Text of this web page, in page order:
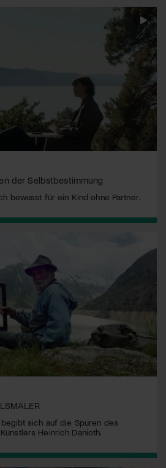
der Selbstbestimmung
bewusst für ein Kind ohne Partner.
sich auf die Spuren des
Heinrich Danioth.